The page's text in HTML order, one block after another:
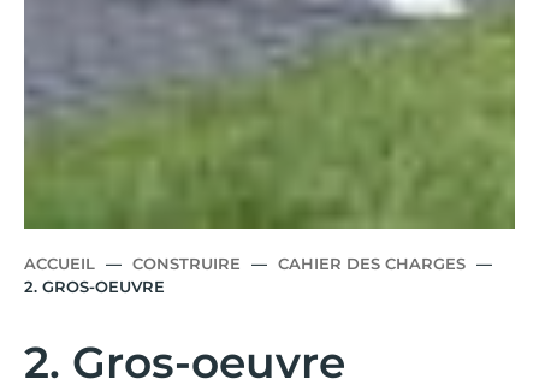
ACCUEIL — CONSTRUIRE — CAHIER DES CHARGES —
2. GROS-OEUVRE
2. Gros-oeuvre